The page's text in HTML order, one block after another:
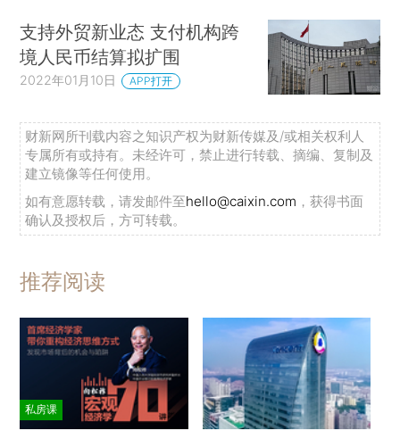
支持外贸新业态 支付机构跨
境人民币结算拟扩围
2022年01月10日 APP打开
财新网所刊载内容之知识产权为财新传媒及/或相关权利人
专属所有或持有。未经许可，禁止进行转载、摘编、复制及
建立镜像等任何使用。
如有意愿转载，请发邮件至hello@caixin.com ，获得书面
确认及授权后，方可转载。
推荐阅读
私房课